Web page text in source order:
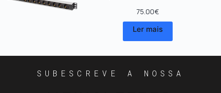
75.00€
Ler mais
SUBESCREVE A NOSSA